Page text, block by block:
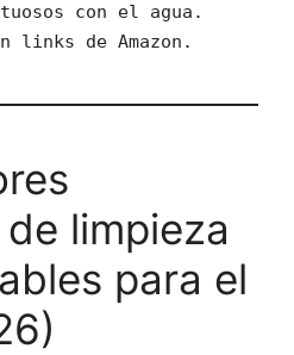
con el agua.
links de Amazon.
limpieza
para el